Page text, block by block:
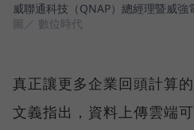
威聯通科技（QNAP）總經理暨威
圖／ 數位時代
真正讓更多企業回頭計算
文義指出，資料上傳雲端